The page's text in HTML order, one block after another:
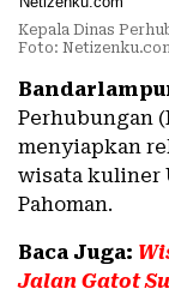
Kepala Dinas
Foto:
Perhubungan
menyiapkan
wisata kuliner
Pahoman.
Baca Juga:
Jalan Gatot